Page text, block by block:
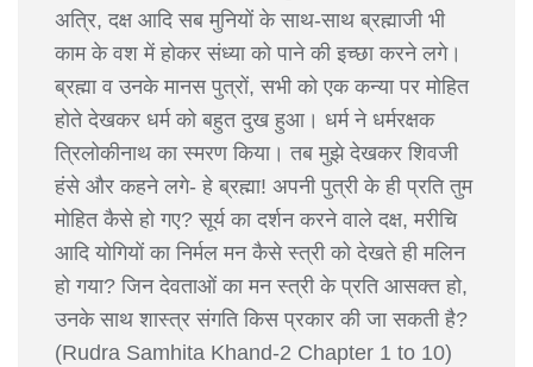
अत्रि, दक्ष आदि सब मुनियों के साथ-साथ ब्रह्माजी भी
काम के वश में होकर संध्या को पाने की इच्छा करने लगे।
ब्रह्मा व उनके मानस पुत्रों, सभी को एक कन्या पर मोहित
होते देखकर धर्म को बहुत दुख हुआ। धर्म ने धर्मरक्षक
त्रिलोकीनाथ का स्मरण किया। तब मुझे देखकर शिवजी
हंसे और कहने लगे- हे ब्रह्मा! अपनी पुत्री के ही प्रति तुम
मोहित कैसे हो गए? सूर्य का दर्शन करने वाले दक्ष, मरीचि
आदि योगियों का निर्मल मन कैसे स्त्री को देखते ही मलिन
हो गया? जिन देवताओं का मन स्त्री के प्रति आसक्त हो,
उनके साथ शास्त्र संगति किस प्रकार की जा सकती है?
(Rudra Samhita Khand-2 Chapter 1 to 10)